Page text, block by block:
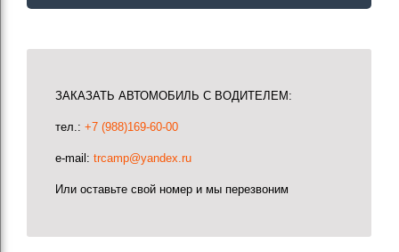
ЗАКАЗАТЬ АВТОМОБИЛЬ С ВОДИТЕЛЕМ:
тел.:+7 (988)169-60-00
e-mail:trcamp@yandex.ru
Или оставьте свой номер и мы перезвоним